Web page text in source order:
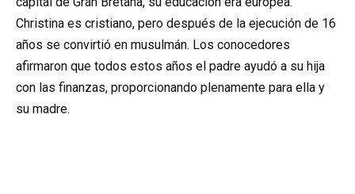
Christina es cristiano, pero después de la ejecución de 16
años se convirtió en musulmán. Los conocedores
afirmaron que todos estos años el padre ayudó a su hija
con las finanzas, proporcionando plenamente para ella y
su madre.